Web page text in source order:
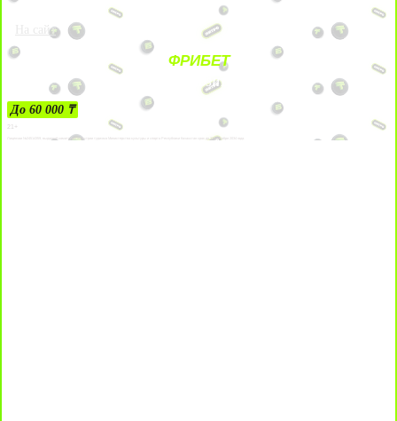
На сайт
ФРИБЕТ
ЗА ДЕПОЗИТЫ
До 60 000 ₸
21+
Лицензии №24514359, выданной комитетом индустрии туризма Министерства культуры и спорта Республики Казахстан срок до 27 сентября 2034 года.